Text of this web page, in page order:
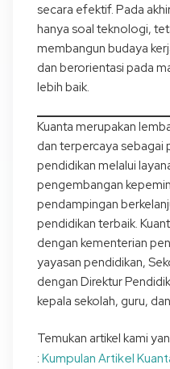
secara efektif. Pada
hanya soal teknologi,
membangun budaya
dan berorientasi pada
lebih baik.
Kuanta merupakan
dan terpercaya sebagai
pendidikan melalui
pengembangan
pendampingan
pendidikan terbaik.
dengan kementerian
yayasan pendidikan,
dengan Direktur
kepala sekolah, guru,
Temukan artikel kami
: Kumpulan Artikel